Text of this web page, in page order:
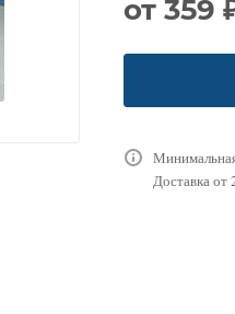
от 359
Доставка от